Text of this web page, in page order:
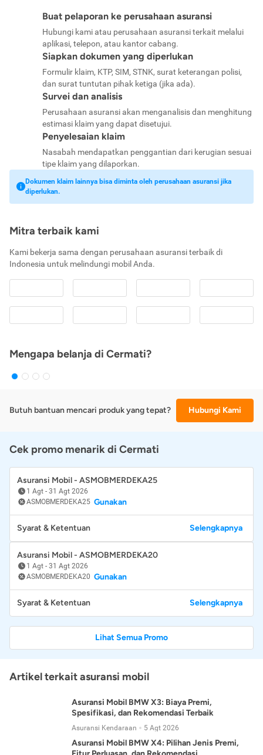
Buat pelaporan ke perusahaan asuransi
Hubungi kami atau perusahaan asuransi terkait melalui
aplikasi, telepon, atau kantor cabang.
Siapkan dokumen yang diperlukan
Formulir klaim, KTP, SIM, STNK, surat keterangan polisi,
dan surat tuntutan pihak ketiga (jika ada).
Survei dan analisis
Perusahaan asuransi akan menganalisis dan menghitung
estimasi klaim yang dapat disetujui.
Penyelesaian klaim
Nasabah mendapatkan penggantian dari kerugian sesuai
tipe klaim yang dilaporkan.
Dokumen klaim lainnya bisa diminta oleh perusahaan asuransi jika
diperlukan.
Mitra terbaik kami
Kami bekerja sama dengan perusahaan asuransi terbaik di
Indonesia untuk melindungi mobil Anda.
Mengapa belanja di Cermati?
Butuh bantuan mencari produk yang tepat? Hubungi Kami
Cek promo menarik di Cermati
Asuransi Mobil - ASMOBMERDEKA25
1 Agt - 31 Agt 2026
ASMOBMERDEKA25 Gunakan
Syarat & Ketentuan Selengkapnya
Asuransi Mobil - ASMOBMERDEKA20
1 Agt - 31 Agt 2026
ASMOBMERDEKA20 Gunakan
Syarat & Ketentuan Selengkapnya
Lihat Semua Promo
Artikel terkait asuransi mobil
Asuransi Mobil BMW X3: Biaya Premi,
Spesifikasi, dan Rekomendasi Terbaik
Asuransi Kendaraan 5 Agt 2026
Asuransi Mobil BMW X4: Pilihan Jenis Premi,